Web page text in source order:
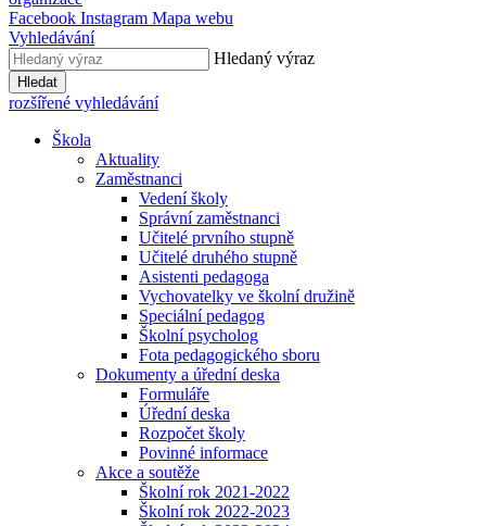
Facebook Instagram Mapa webu
Vyhledávání
Hledaný výraz
Hledat
rozšířené vyhledávání
Škola
Aktuality
Zaměstnanci
Vedení školy
Správní zaměstnanci
Učitelé prvního stupně
Učitelé druhého stupně
Asistenti pedagoga
Vychovatelky ve školní družině
Speciální pedagog
Školní psycholog
Fota pedagogického sboru
Dokumenty a úřední deska
Formuláře
Úřední deska
Rozpočet školy
Povinné informace
Akce a soutěže
Školní rok 2021-2022
Školní rok 2022-2023